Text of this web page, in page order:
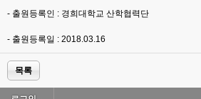
- 출원등록인 : 경희대학교 산학협력단
- 출원등록일 : 2018.03.16
목록